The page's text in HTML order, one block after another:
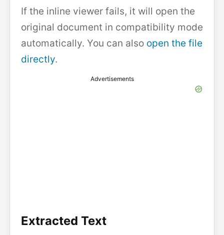
If the inline viewer fails, it will open the
original document in compatibility mode
automatically. You can also open the file
directly.
Advertisements
Extracted Text